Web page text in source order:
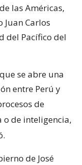
las Américas,
Juan Carlos
del Pacífico del
se abre una
entre Perú y
de
de inteligencia,
de José